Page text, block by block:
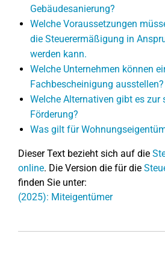
Gebäudesanierung?
Welche Voraussetzungen
die Steuerermäßigung in
werden kann.
Welche Unternehmen können
Fachbescheinigung ausstellen?
Welche Alternativen gibt es zur
Förderung?
Was gilt für
Dieser Text bezieht sich auf die
online. Die Version die für die
finden Sie unter:
(2025): Miteigentümer